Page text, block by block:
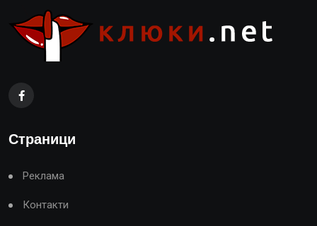
Страници
Реклама
Контакти